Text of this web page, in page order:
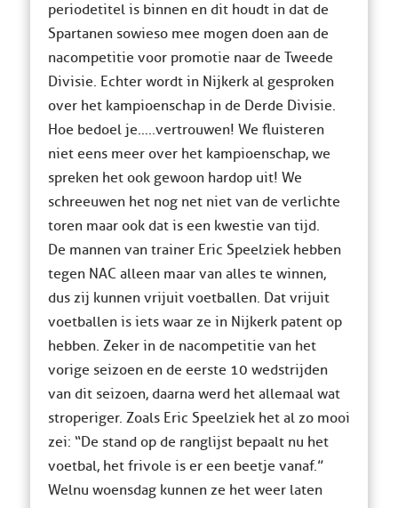
periodetitel is binnen en dit houdt in dat de
Spartanen sowieso mee mogen doen aan de
nacompetitie voor promotie naar de Tweede
Divisie. Echter wordt in Nijkerk al gesproken
over het kampioenschap in de Derde Divisie.
Hoe bedoel je…..vertrouwen! We fluisteren
niet eens meer over het kampioenschap, we
spreken het ook gewoon hardop uit! We
schreeuwen het nog net niet van de verlichte
toren maar ook dat is een kwestie van tijd.
De mannen van trainer Eric Speelziek hebben
tegen NAC alleen maar van alles te winnen,
dus zij kunnen vrijuit voetballen. Dat vrijuit
voetballen is iets waar ze in Nijkerk patent op
hebben. Zeker in de nacompetitie van het
vorige seizoen en de eerste 10 wedstrijden
van dit seizoen, daarna werd het allemaal wat
stroperiger. Zoals Eric Speelziek het al zo mooi
zei: “De stand op de ranglijst bepaalt nu het
voetbal, het frivole is er een beetje vanaf.”
Welnu woensdag kunnen ze het weer laten